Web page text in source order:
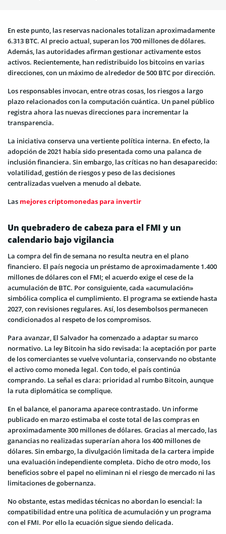
En este punto, las reservas nacionales totalizan aproximadamente
6.313 BTC. Al precio actual, superan los 700 millones de dólares.
Además, las autoridades afirman gestionar activamente estos
activos. Recientemente, han redistribuido los bitcoins en varias
direcciones, con un máximo de alrededor de 500 BTC por dirección.
Los responsables invocan, entre otras cosas, los riesgos a largo
plazo relacionados con la computación cuántica. Un panel público
registra ahora las nuevas direcciones para incrementar la
transparencia.
La iniciativa conserva una vertiente política interna. En efecto, la
adopción de 2021 había sido presentada como una palanca de
inclusión financiera. Sin embargo, las críticas no han desaparecido:
volatilidad, gestión de riesgos y peso de las decisiones
centralizadas vuelven a menudo al debate.
Las mejores criptomonedas para invertir
Un quebradero de cabeza para el FMI y un
calendario bajo vigilancia
La compra del fin de semana no resulta neutra en el plano
financiero. El país negocia un préstamo de aproximadamente 1.400
millones de dólares con el FMI; el acuerdo exige el cese de la
acumulación de BTC. Por consiguiente, cada «acumulación»
simbólica complica el cumplimiento. El programa se extiende hasta
2027, con revisiones regulares. Así, los desembolsos permanecen
condicionados al respeto de los compromisos.
Para avanzar, El Salvador ha comenzado a adaptar su marco
normativo. La ley Bitcoin ha sido revisada: la aceptación por parte
de los comerciantes se vuelve voluntaria, conservando no obstante
el activo como moneda legal. Con todo, el país continúa
comprando. La señal es clara: prioridad al rumbo Bitcoin, aunque
la ruta diplomática se complique.
En el balance, el panorama aparece contrastado. Un informe
publicado en marzo estimaba el coste total de las compras en
aproximadamente 300 millones de dólares. Gracias al mercado, las
ganancias no realizadas superarían ahora los 400 millones de
dólares. Sin embargo, la divulgación limitada de la cartera impide
una evaluación independiente completa. Dicho de otro modo, los
beneficios sobre el papel no eliminan ni el riesgo de mercado ni las
limitaciones de gobernanza.
No obstante, estas medidas técnicas no abordan lo esencial: la
compatibilidad entre una política de acumulación y un programa
con el FMI. Por ello la ecuación sigue siendo delicada.